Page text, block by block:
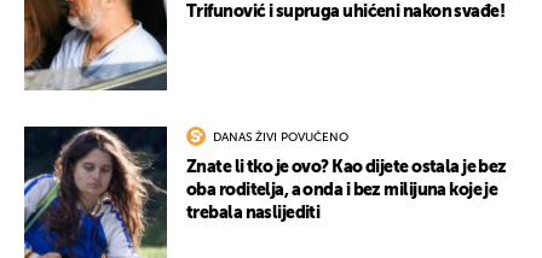
Trifunović i supruga uhićeni nakon svađe!
DANAS ŽIVI POVUČENO
Znate li tko je ovo? Kao dijete ostala je bez
oba roditelja, a onda i bez milijuna koje je
trebala naslijediti